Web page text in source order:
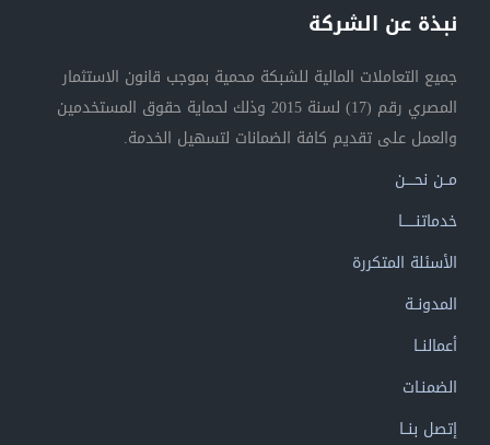
نبذة عن الشركة
جميع التعاملات المالية للشبكة محمية بموجب قانون الاستثمار
المصري رقم (17) لسنة 2015 وذلك لحماية حقوق المستخدمين
والعمل على تقديم كافة الضمانات لتسهيل الخدمة.
مــن نحــــن
خدماتنــــــا
الأسئلة المتكررة
المدونــة
أعمالنــا
الضمنـات
إتصل بنــا